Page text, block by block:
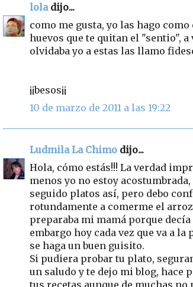
loladijo...
como me gusta, yo las hago
huevos que te quitan el "sentio",
olvidaba yo a estas las llamo
¡¡besos¡¡
10 de marzo de 2011 a las 19:22
Ludmila La Chimo dijo...
Hola, cómo estás!!! La verdad
menos yo no estoy
seguido platos así, pero debo
rotundamente a comerme el
preparaba mi mamá porque
embargo hoy cada vez que va a
se haga un buen guisito.
Si pudiera probar tu plato,
un saludo y te dejo mi blog, hace
tus recetas aunque de muchas